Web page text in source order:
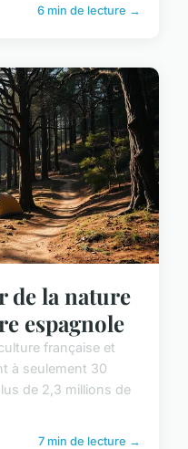
6 min de lecture →
de la nature
espagnole
française et
à seulement 30
de 2,3 millions de
7 min de lecture →